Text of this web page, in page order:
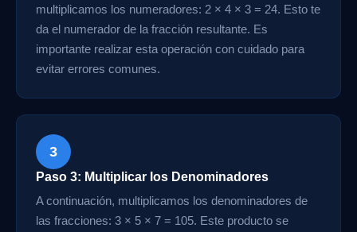
multiplicamos los numeradores: 2 × 4 × 3 = 24. Esto te
da el numerador de la fracción resultante. Es
importante realizar esta operación con cuidado para
evitar errores comunes.
3
Paso 3: Multiplicar los Denominadores
A continuación, multiplicamos los denominadores de
las fracciones: 3 × 5 × 7 = 105. Este producto se